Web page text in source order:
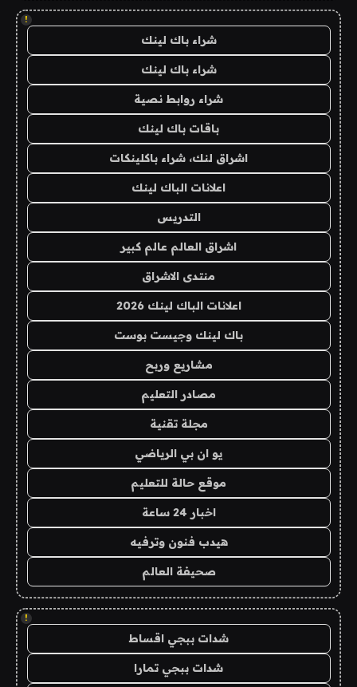
!
شراء باك لينك
شراء باك لينك
شراء روابط نصية
باقات باك لينك
اشراق لنك، شراء باكلينكات
اعلانات الباك لينك
التدريس
اشراق العالم عالم كبير
منتدى الاشراق
اعلانات الباك لينك 2026
باك لينك وجيست بوست
مشاريع وربح
مصادر التعليم
مجلة تقنية
يو ان بي الرياضي
موقع حالة للتعليم
اخبار 24 ساعة
هيدب فنون وترفيه
صحيفة العالم
!
شدات ببجي اقساط
شدات ببجي تمارا